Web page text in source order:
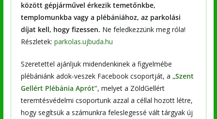
között gépjárművel érkezik temetőnkbe,
templomunkba vagy a plébániához, az parkolási
díjat kell, hogy fizessen. Ne feledkezzünk meg róla!
Részletek: parkolas.ujbuda.hu
Szeretettel ajánljuk midendenkinek a figyelmébe
plébániánk adok-veszek Facebook csoportját, a „Szent
Gellért Plébánia Aprót”, melyet a ZöldGellért
teremtésvédelmi csoportunk azzal a céllal hozott létre,
hogy segítsük a számunkra feleslegessé vált tárgyak új